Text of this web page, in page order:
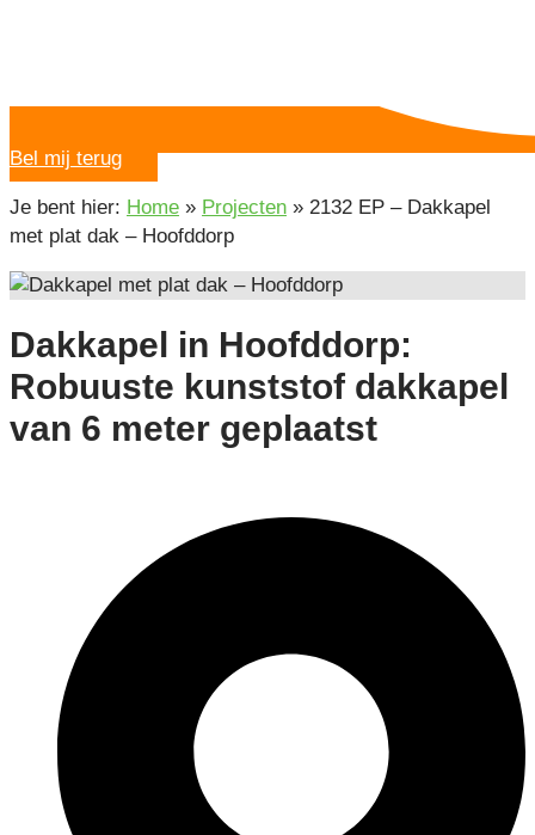
Bel mij terug
Je bent hier: Home » Projecten » 2132 EP – Dakkapel
met plat dak – Hoofddorp
Dakkapel in Hoofddorp:
Robuuste kunststof dakkapel
van 6 meter geplaatst